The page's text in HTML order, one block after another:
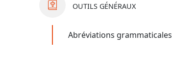
OUTILS GÉNÉRAUX
Abréviations grammaticales